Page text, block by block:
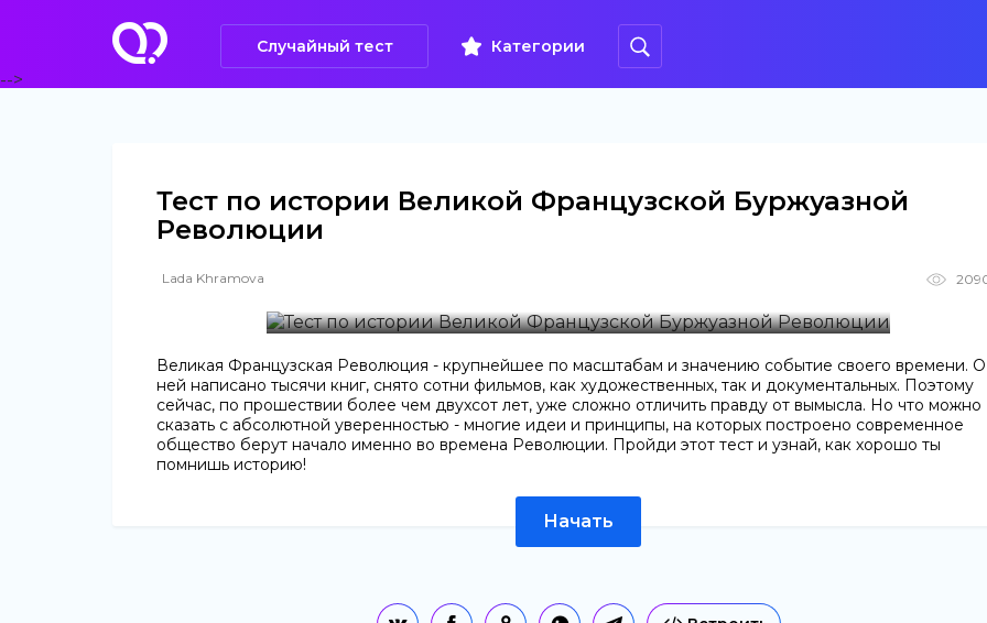
Случайный тест Категории
-->
Тест по истории Великой Французской Буржуазной
Революции
Lada Khramova
Великая Французская Революция - крупнейшее по масштабам и значению событие своего времени. О
ней написано тысячи книг, снято сотни фильмов, как художественных, так и документальных. Поэтому
сейчас, по прошествии более чем двухсот лет, уже сложно отличить правду от вымысла. Но что можно
сказать с абсолютной уверенностью - многие идеи и принципы, на которых построено современное
общество берут начало именно во времена Революции. Пройди этот тест и узнай, как хорошо ты
помнишь историю!
Начать